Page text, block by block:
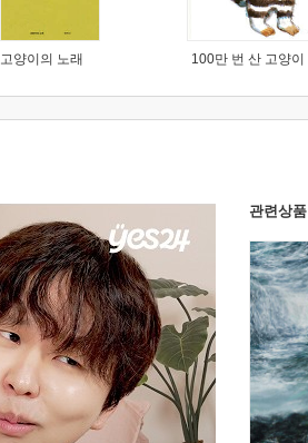
고양이의 노래 100만 번 산 고양이
관련상품